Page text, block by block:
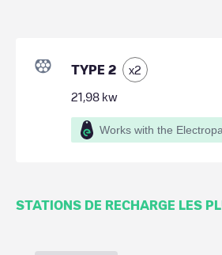
TYPE 2 x2
21,98 kw
Works with the
STATIONS DE RECHARGE LES